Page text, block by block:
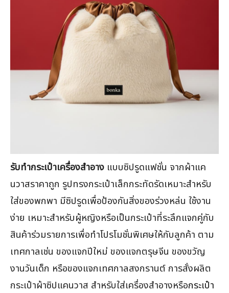
รับทำกระเป๋าเครื่องสำอาง แบบซิปรูดแฟชั่น จากผ้าแค
นวาสราคาถูก รูปทรงกระเป๋าเล็กกระทัดรัดเหมาะสำหรับ
ใส่ของพกพา มีซิปรูดเพื่อป้องกันสิ่งของร่วงหล่น ใช้งาน
ง่าย เหมาะสำหรับผู้หญิงหรือเป็นกระเป๋าที่ระลึกแจกคู่กับ
สินค้าร่วมรายการเพื่อทำโปรโมชั่นพิเศษให้กับลูกค้า ตาม
เทศกาลเช่น ของแจกปีใหม่ ของแจกตรุษจีน ของขวัญ
งานวันเด็ก หรือของแจกเทศกาลสงกรานต์ การสั่งผลิต
กระเป๋าผ้าซิปแคนวาส สำหรับใส่เครื่องสำอางหรือกระเป๋า